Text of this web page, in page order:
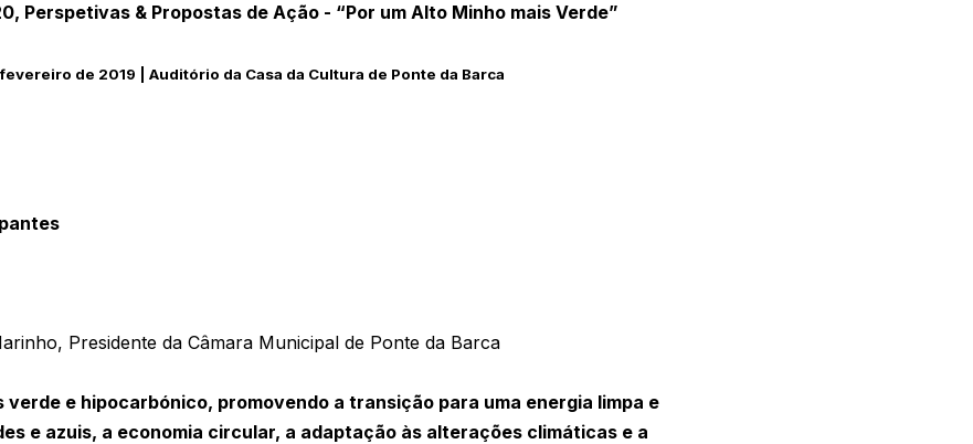
Perspetivas & Propostas de Ação - “Por um Alto Minho mais Verde”
de 2019 | Auditório da Casa da Cultura de Ponte da Barca
Presidente da Câmara Municipal de Ponte da Barca
verde e hipocarbónico, promovendo a transição para uma energia limpa e
e azuis, a economia circular, a adaptação às alterações climáticas e a